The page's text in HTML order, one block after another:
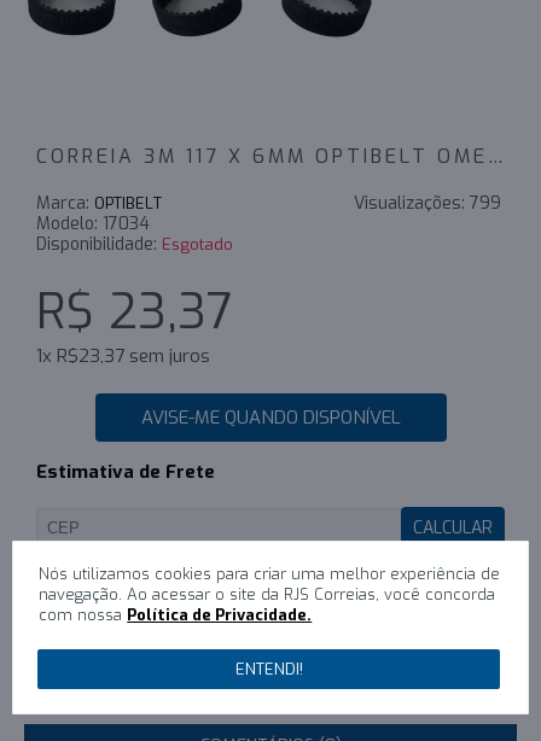
CORREIA 3M 117 X 6MM OPTIBELT OMEGA
Visualizações: 799
Marca: OPTIBELT
Modelo: 17034
Disponibilidade: Esgotado
R$ 23,37
1x R$23,37 sem juros
AVISE-ME QUANDO DISPONÍVEL
Estimativa de Frete
CALCULAR
0/Escreva um comentário
Nós utilizamos cookies para criar uma melhor experiência de
navegação. Ao acessar o site da RJS Correias, você concorda
com nossa Política de Privacidade.
ENTENDI!